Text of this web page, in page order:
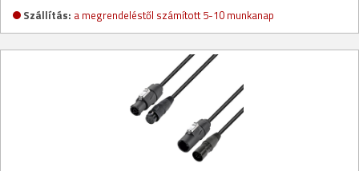
Szállítás: a megrendeléstől számított 5-10 munkanap